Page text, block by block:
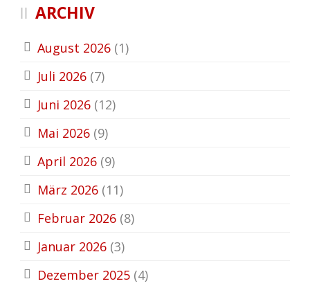
ARCHIV
August 2026 (1)
Juli 2026 (7)
Juni 2026 (12)
Mai 2026 (9)
April 2026 (9)
März 2026 (11)
Februar 2026 (8)
Januar 2026 (3)
Dezember 2025 (4)